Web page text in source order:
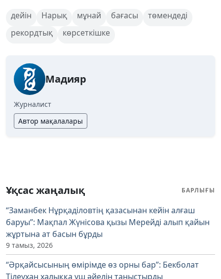
дейін Нарық мұнай бағасы
төмендеді
рекордтық
көрсеткішке
Мадияр
Журналист
Автор мақалалары
Ұқсас жаңалық БАРЛЫҒЫ
“Заманбек Нұрқаділовтің қазасынан кейін алғаш
баруы”: Мақпал Жүнісова қызы Мерейді алып қайын
жұртына ат басын бұрды
9 тамыз, 2026
“Әрқайсысының өмірімде өз орны бар”: Бекболат
Тілеухан халыққа үш әйелін таныстырды